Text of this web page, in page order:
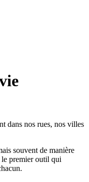
dans nos rues, nos villes
souvent de manière
le premier outil qui